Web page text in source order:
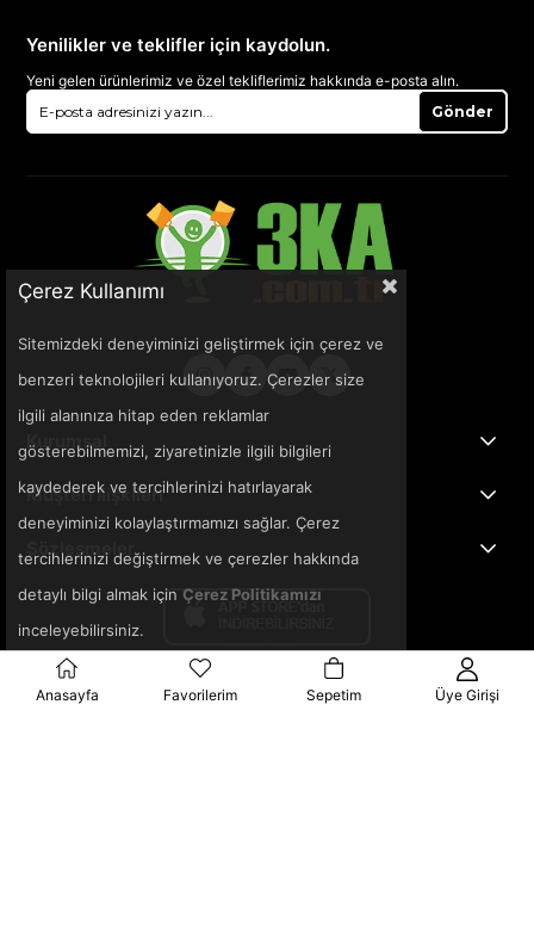
Yenilikler ve teklifler için kaydolun.
Yeni gelen ürünlerimiz ve özel tekliflerimiz hakkında e-posta alın.
Gönder
Kurumsal
Müşteri İlişkileri
Sözleşmeler
Çerez Kullanımı
Sitemizdeki deneyiminizi geliştirmek için çerez ve
benzeri teknolojileri kullanıyoruz. Çerezler size
ilgili alanınıza hitap eden reklamlar
gösterebilmemizi, ziyaretinizle ilgili bilgileri
kaydederek ve tercihlerinizi hatırlayarak
deneyiminizi kolaylaştırmamızı sağlar. Çerez
tercihlerinizi değiştirmek ve çerezler hakkında
detaylı bilgi almak için Çerez Politikamızı
inceleyebilirsiniz.
Anasayfa Favorilerim Sepetim Üye Girişi